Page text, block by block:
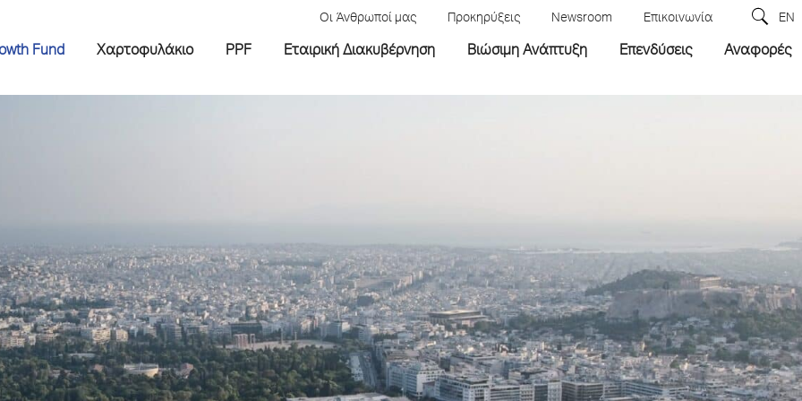
Οι Άνθρωποί μας Προκηρύξεις Newsroom Επικοινωνία EN
Fund Χαρτοφυλάκιο PPF Εταιρική Διακυβέρνηση Βιώσιμη Ανάπτυξη Επενδύσεις Αναφορές